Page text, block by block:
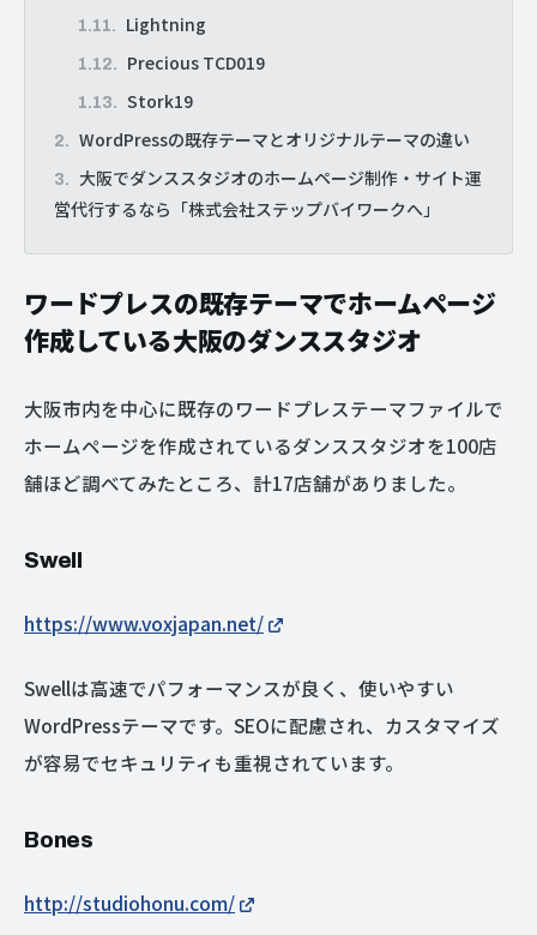
Lightning
Precious TCD019
Stork19
WordPressの既存テーマとオリジナルテーマの違い
大阪でダンススタジオのホームページ制作・サイト運
営代行するなら「株式会社ステップバイワークへ」
ワードプレスの既存テーマでホームページ
作成している大阪のダンススタジオ
大阪市内を中心に既存のワードプレステーマファイルで
ホームページを作成されているダンススタジオを100店
舗ほど調べてみたところ、計17店舗がありました。
Swell
https://www.voxjapan.net/
Swellは高速でパフォーマンスが良く、使いやすい
WordPressテーマです。SEOに配慮され、カスタマイズ
が容易でセキュリティも重視されています。
Bones
http://studiohonu.com/